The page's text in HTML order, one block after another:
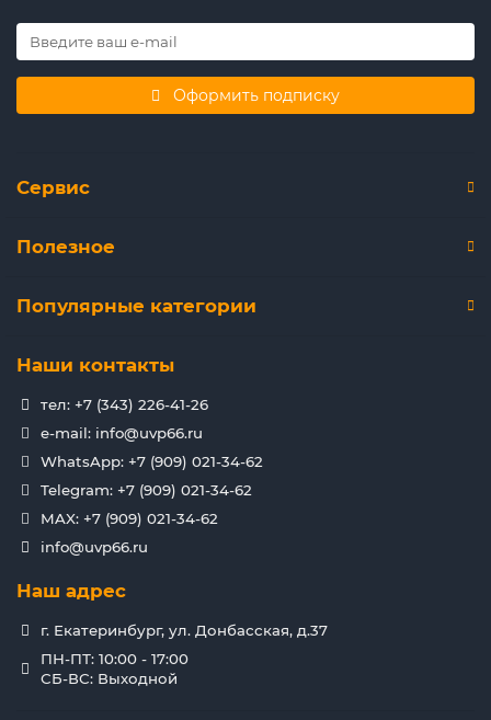
Оформить подписку
Сервис
Полезное
Популярные категории
Наши контакты
тел: +7 (343) 226-41-26
e-mail: info@uvp66.ru
WhatsApp: +7 (909) 021-34-62
Telegram: +7 (909) 021-34-62
MAX: +7 (909) 021-34-62
info@uvp66.ru
Наш адрес
г. Екатеринбург, ул. Донбасская, д.37
ПН-ПТ: 10:00 - 17:00
СБ-ВС: Выходной